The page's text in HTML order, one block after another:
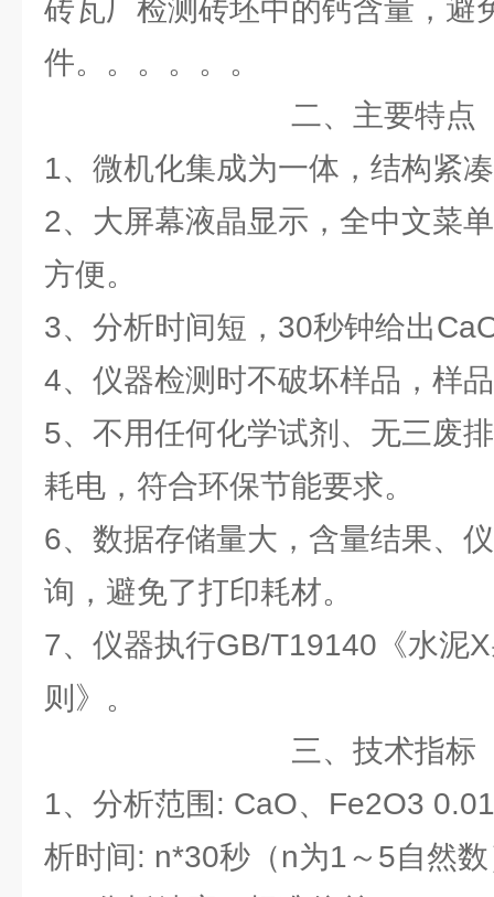
砖瓦厂检测砖坯中的钙含量，避
件。。。。。。
二、主要特点
1、微机化集成为一体，结构紧
2、大屏幕液晶显示，全中文菜
方便。
3、分析时间短，30秒钟给出
4、仪器检测时不破坏样品，样
5、不用任何化学试剂、无三废
耗电，符合环保节能要求
6、数据存储量大，含量结果、
询，避免了打印耗材。
7、仪器执行GB/T19140《水泥
则》。
三、技术指标
1、分析范围: CaO、Fe2O3
析时间: n*30秒（n为1～5自然